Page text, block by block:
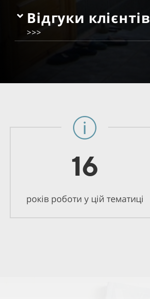
Відгуки клієнтів
>>>
16
років роботи у цій тематиці